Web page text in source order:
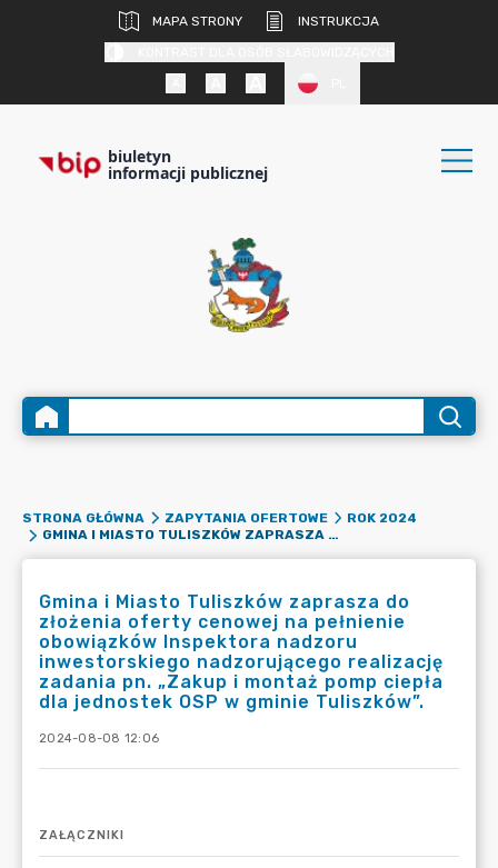
MAPA STRONY
INSTRUKCJA
biuletyn
informacji publicznej
STRONA GŁÓWNA ZAPYTANIA OFERTOWE
ROK 2024
GMINA I MIASTO TULISZKÓW ZAPRASZA DO ZŁOŻENIA OFERTY CENOWEJ NA PEŁNIENIE OBOWIĄZKÓW INSPEKTORA NADZORU INWESTORSKIEGO NADZORUJĄCEGO REALIZACJĘ ZADANIA PN. „ZAKUP I MONTAŻ POMP CIEPŁA DLA JEDNOSTEK OSP W GMINIE TULISZKÓW”.
Gmina i Miasto Tuliszków zaprasza do
złożenia oferty cenowej na pełnienie
obowiązków Inspektora nadzoru
inwestorskiego nadzorującego realizację
zadania pn. „Zakup i montaż pomp ciepła
dla jednostek OSP w gminie Tuliszków”.
2024-08-08 12:06
ZAŁĄCZNIKI